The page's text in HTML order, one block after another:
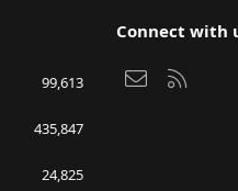
99,613
435,847
24,825
Connect with
Bize ulaşın